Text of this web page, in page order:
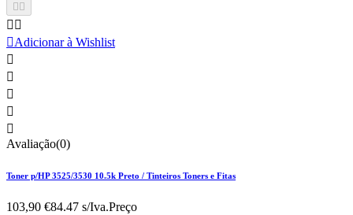
 
 
Adicionar à Wishlist





Avaliação(0)
Toner p/HP 3525/3530 10.5k Preto / Tinteiros Toners e Fitas
103,90 €84.47 s/Iva.Preço